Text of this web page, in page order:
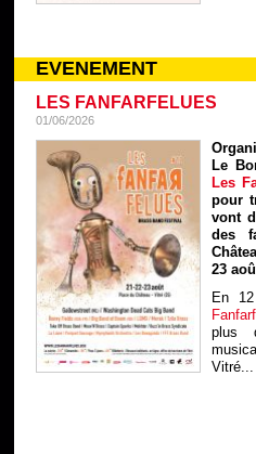
EVENEMENT
LES FANFARFELUES
01/06/2026
Le
Les
pour
vont
des
23
En
plus
Vitré...